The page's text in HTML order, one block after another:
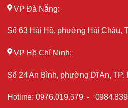
VP Đà Nẵng:
Số 63 Hải Hồ, phường Hải Châu,
VP Hồ Chí Minh:
Số 24 An Bình, phường Dĩ An, TP.
Hotline: 0976.019.679 -